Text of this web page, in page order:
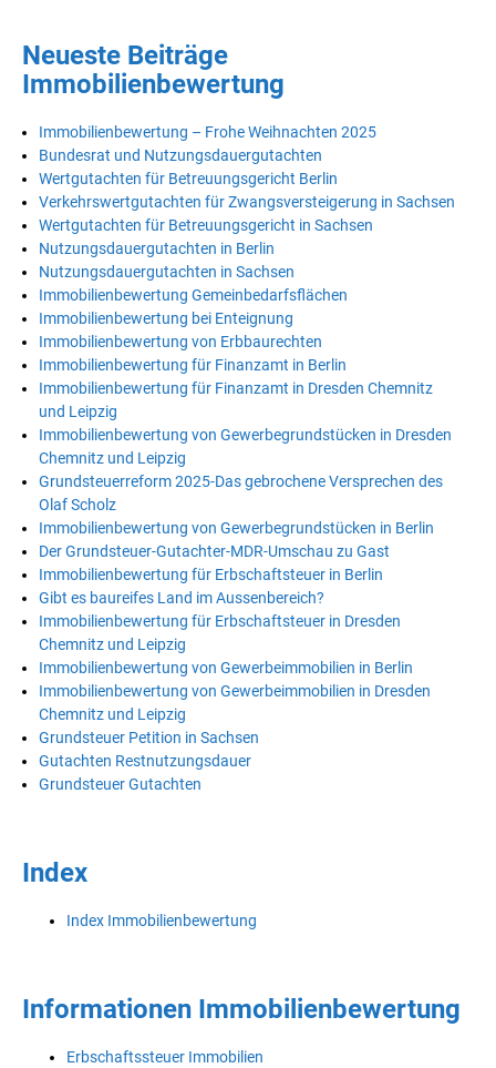
Neueste Beiträge
Immobilienbewertung
Immobilienbewertung – Frohe Weihnachten 2025
Bundesrat und Nutzungsdauergutachten
Wertgutachten für Betreuungsgericht Berlin
Verkehrswertgutachten für Zwangsversteigerung in Sachsen
Wertgutachten für Betreuungsgericht in Sachsen
Nutzungsdauergutachten in Berlin
Nutzungsdauergutachten in Sachsen
Immobilienbewertung Gemeinbedarfsflächen
Immobilienbewertung bei Enteignung
Immobilienbewertung von Erbbaurechten
Immobilienbewertung für Finanzamt in Berlin
Immobilienbewertung für Finanzamt in Dresden Chemnitz
und Leipzig
Immobilienbewertung von Gewerbegrundstücken in Dresden
Chemnitz und Leipzig
Grundsteuerreform 2025-Das gebrochene Versprechen des
Olaf Scholz
Immobilienbewertung von Gewerbegrundstücken in Berlin
Der Grundsteuer-Gutachter-MDR-Umschau zu Gast
Immobilienbewertung für Erbschaftsteuer in Berlin
Gibt es baureifes Land im Aussenbereich?
Immobilienbewertung für Erbschaftsteuer in Dresden
Chemnitz und Leipzig
Immobilienbewertung von Gewerbeimmobilien in Berlin
Immobilienbewertung von Gewerbeimmobilien in Dresden
Chemnitz und Leipzig
Grundsteuer Petition in Sachsen
Gutachten Restnutzungsdauer
Grundsteuer Gutachten
Index
Index Immobilienbewertung
Informationen Immobilienbewertung
Erbschaftssteuer Immobilien